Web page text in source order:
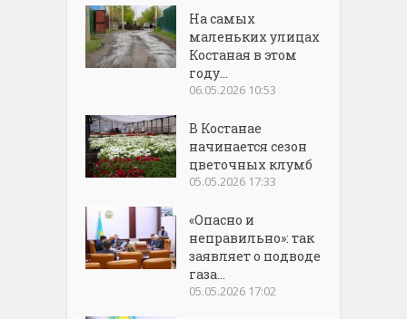
На самых
маленьких улицах
Костаная в этом
году...
06.05.2026 10:53
В Костанае
начинается сезон
цветочных клумб
05.05.2026 17:33
«Опасно и
неправильно»: так
заявляет о подводе
газа...
05.05.2026 17:02